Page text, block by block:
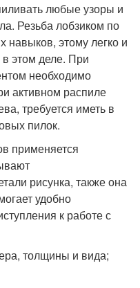
любые узоры и
Резьба лобзиком по
навыков, этому легко и
в этом деле. При
необходимо
активном распиле
требуется иметь в
пилок.
применяется
рисунка, также она
удобно
к работе с
толщины и вида;